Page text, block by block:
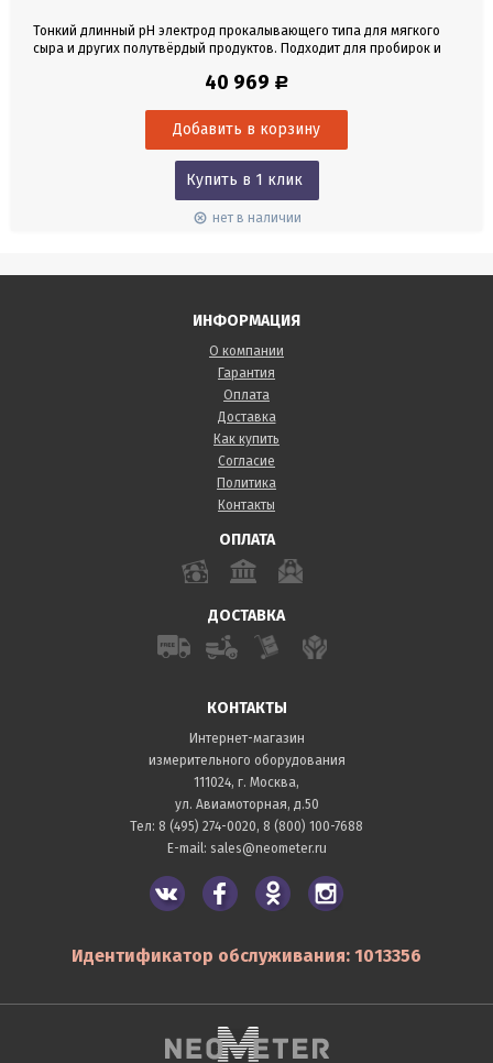
Тонкий длинный pH электрод прокалывающего типа для мягкого
сыра и других полутвёрдый продуктов. Подходит для пробирок и
Viscolene). Диапазон 0-12 рН. Режим работы 0-50°С. Кабель 1 м.
40 969 Р
Купить в 1 клик
нет в наличии
ИНФОРМАЦИЯ
О компании
Гарантия
Оплата
Доставка
Как купить
Согласие
Политика
Контакты
ОПЛАТА
ДОСТАВКА
КОНТАКТЫ
Интернет-магазин
измерительного оборудования
111024, г. Москва,
ул. Авиамоторная, д.50
Тел: 8 (495) 274-0020, 8 (800) 100-7688
E-mail: sales@neometer.ru
Идентификатор обслуживания: 1013356